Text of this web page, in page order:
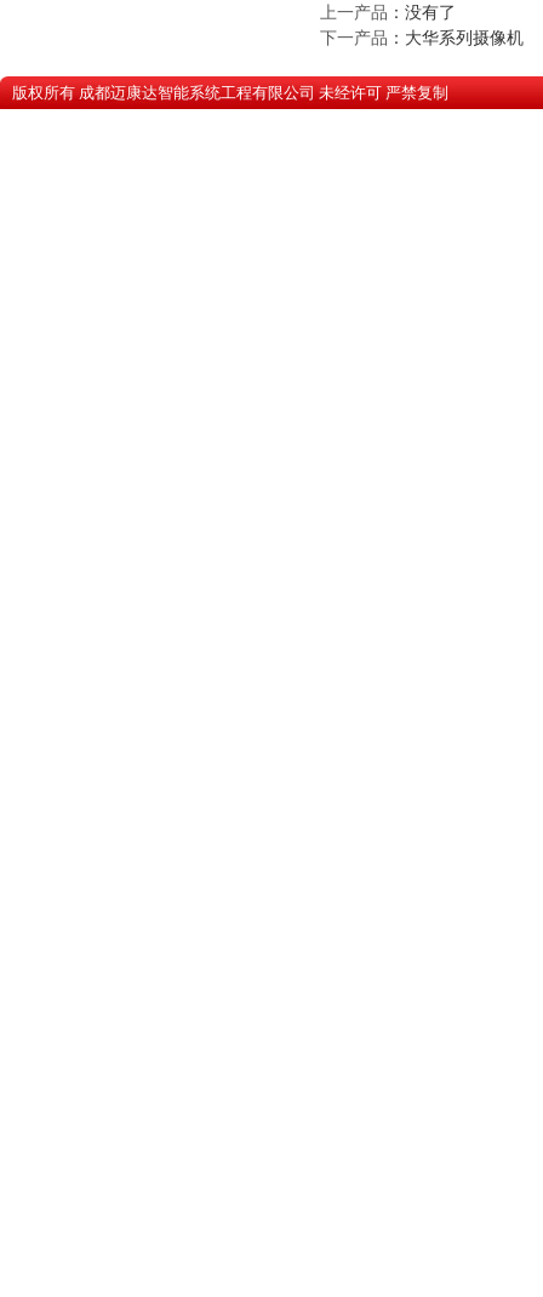
上一产品 ：没有了
下一产品 ： 大华系列摄像机
版权所有 成都迈康达智能系统工程有限公司 未经许可 严禁